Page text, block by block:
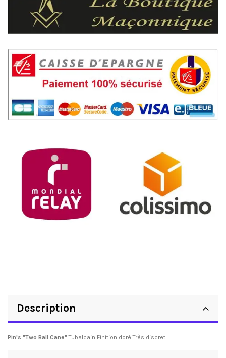
Description
Pin's "Two Ball Cane" Tubalcain Finition doré Très discret